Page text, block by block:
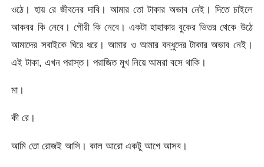
ওঠে। হায় রে জীবনের দাবি। আমার তো টাকার অভাব নেই। দিতে চাইলে
আকবর কি নেবে। গৌরী কি নেবে। একটা হাহাকার বুকের ভিতর থেকে উঠে
আমাদের সবাইকে ঘিরে ধরে। আমার ও আমার বন্ধুদের টাকার অভাব নেই।
এই টাকা, এখন পরাস্ত। পরাজিত মুখ নিয়ে আমরা বসে থাকি।
মা।
কী রে।
আমি তো রোজই আসি। কাল আরো একটু আগে আসব।